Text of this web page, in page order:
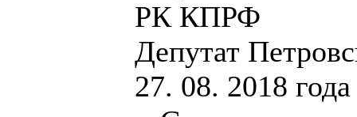
РК КПРФ
Депутат
27. 08. 2018 года